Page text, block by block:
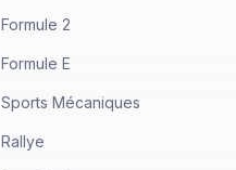
Formule 2
Formule E
Sports Mécaniques
Rallye